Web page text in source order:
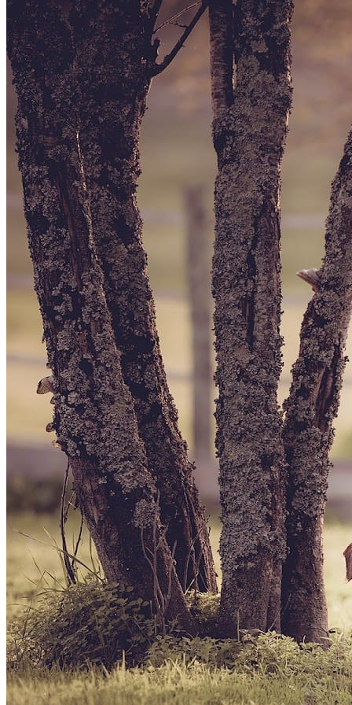
apprécié, avec une note moyenne de 5/5. Consultez son
profil pour découvrir ses services et le contacter
directement. Cani Plein Air est un professionnel du
service canin situé à Angoulême. Noté 5/5 ⭐⭐⭐⭐⭐ sur
Google Maps avec 20 avis.